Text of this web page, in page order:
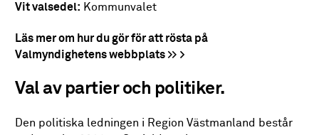
Vit valsedel: Kommunvalet
Läs mer om hur du gör för att rösta på
Valmyndighetens webbplats >>
Val av partier och politiker.
Den politiska ledningen i Region Västmanland består